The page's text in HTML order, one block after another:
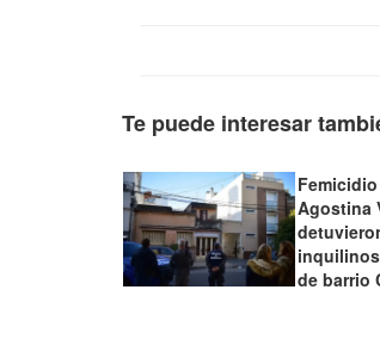
Te puede interesar
Agostina
de barrio